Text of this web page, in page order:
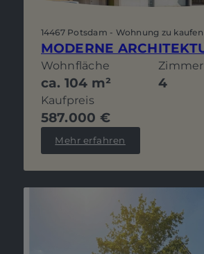
14467 Potsdam - Wohnung zu kaufen
Wohnfläche
ca. 104 m²
Zimmer
4
Kaufpreis
587.000 €
Mehr erfahren